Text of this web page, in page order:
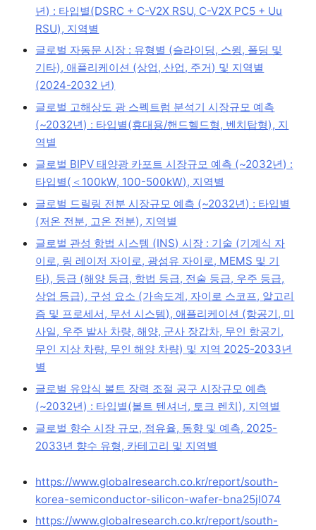
년) : 타입별(DSRC + C-V2X RSU, C-V2X PC5 + Uu
RSU), 지역별
글로벌 자동문 시장 : 유형별 (슬라이딩, 스윙, 폴딩 및
기타), 애플리케이션 (상업, 산업, 주거) 및 지역별
(2024-2032 년)
글로벌 고해상도 광 스펙트럼 분석기 시장규모 예측
(~2032년) : 타입별(휴대용/핸드헬드형, 벤치탑형), 지
역별
글로벌 BIPV 태양광 카포트 시장규모 예측 (~2032년) :
타입별(＜100kW, 100-500kW), 지역별
글로벌 드릴링 전분 시장규모 예측 (~2032년) : 타입별
(저온 전분, 고온 전분), 지역별
글로벌 관성 항법 시스템 (INS) 시장 : 기술 (기계식 자
이로, 링 레이저 자이로, 광섬유 자이로, MEMS 및 기
타), 등급 (해양 등급, 항법 등급, 전술 등급, 우주 등급,
상업 등급), 구성 요소 (가속도계, 자이로 스코프, 알고리
즘 및 프로세서, 무선 시스템), 애플리케이션 (항공기, 미
사일, 우주 발사 차량, 해양, 군사 장갑차, 무인 항공기,
무인 지상 차량, 무인 해양 차량) 및 지역 2025-2033년
별
글로벌 유압식 볼트 장력 조절 공구 시장규모 예측
(~2032년) : 타입별(볼트 텐셔너, 토크 렌치), 지역별
글로벌 향수 시장 규모, 점유율, 동향 및 예측, 2025-
2033년 향수 유형, 카테고리 및 지역별
https://www.globalresearch.co.kr/report/south-
korea-semiconductor-silicon-wafer-bna25jl074
https://www.globalresearch.co.kr/report/south-